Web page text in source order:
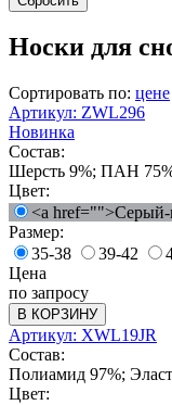
Носки для
Сортировать по: цене
Артикул: ZWL296
Новинка
Состав:
Шерсть 9%; ПАН
Цвет:
<a
Размер:
35-38
39-42
Цена
по запросу
В КОРЗИНУ
Артикул: XWL19JR
Состав:
Полиамид 97%;
Цвет: